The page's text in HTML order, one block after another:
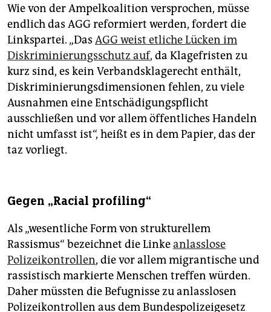
Wie von der Ampelkoalition versprochen, müsse
endlich das AGG reformiert werden, fordert die
Linkspartei. „Das AGG weist etliche Lücken im
Diskriminierungsschutz auf, da Klagefristen zu
kurz sind, es kein Verbandsklagerecht enthält,
Diskriminierungsdimensionen fehlen, zu viele
Ausnahmen eine Entschädigungspflicht
ausschließen und vor allem öffentliches Handeln
nicht umfasst ist“, heißt es in dem Papier, das der
taz vorliegt.
Gegen „Racial profiling“
Als „wesentliche Form von strukturellem
Rassismus“ bezeichnet die Linkeanlasslose
Polizeikontrollen, die vor allem migrantische und
rassistisch markierte Menschen treffen würden.
Daher müssten die Befugnisse zu anlasslosen
Polizeikontrollen aus dem Bundespolizeigesetz